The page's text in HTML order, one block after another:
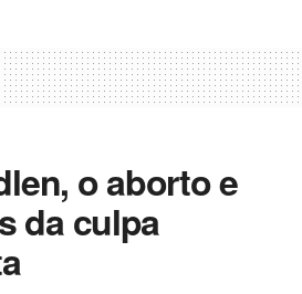
o aborto e
da culpa